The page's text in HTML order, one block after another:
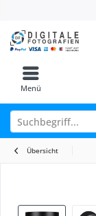
Menü
Übersicht